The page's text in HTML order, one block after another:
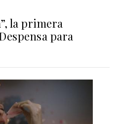
la primera
para